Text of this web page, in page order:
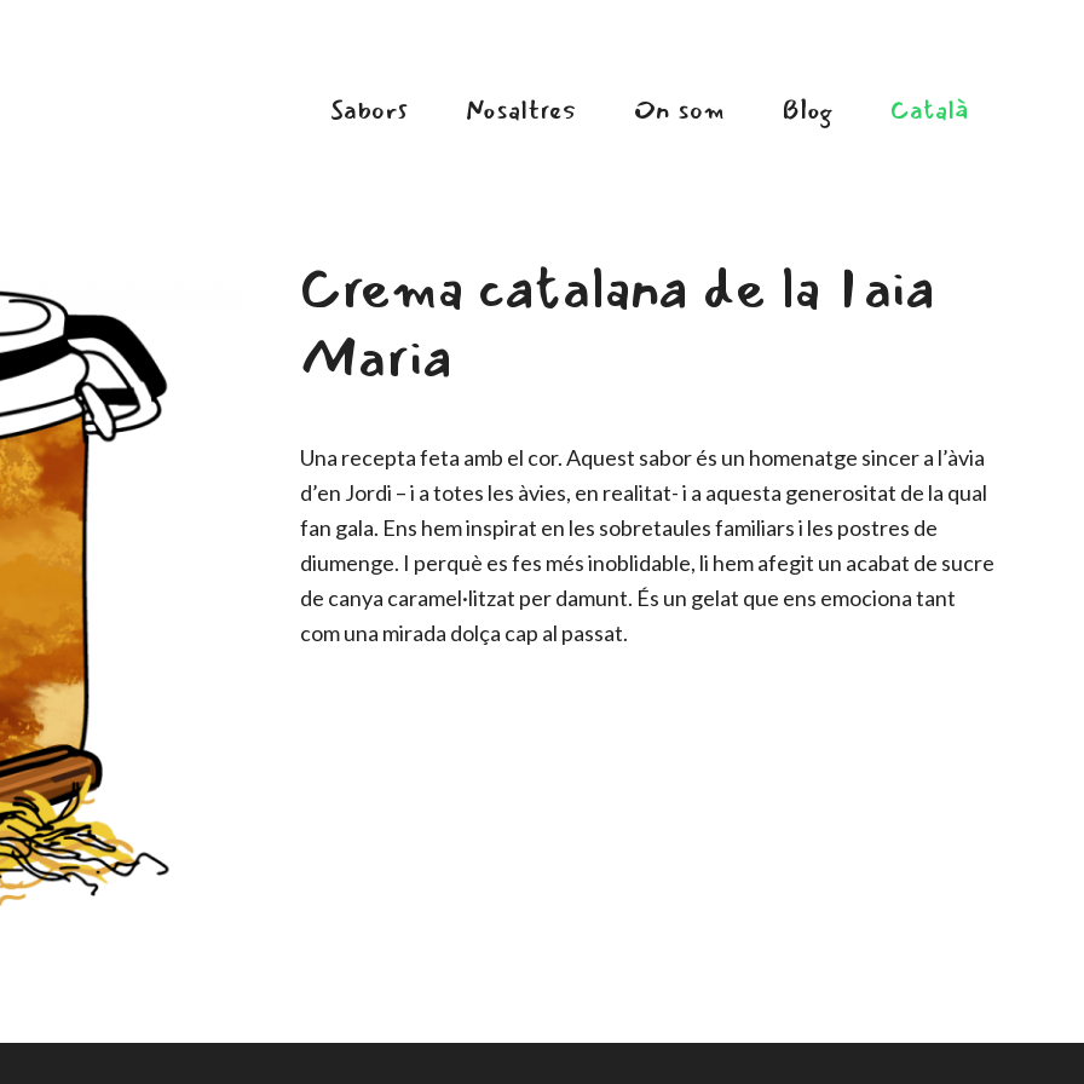
Sabors Nosaltres On som Blog Català
Crema catalana de la Iaia
Maria
Una recepta feta amb el cor. Aquest sabor és un homenatge sincer a l’àvia
d’en Jordi – i a totes les àvies, en realitat- i a aquesta generositat de la qual
fan gala. Ens hem inspirat en les sobretaules familiars i les postres de
diumenge. I perquè es fes més inoblidable, li hem afegit un acabat de sucre
de canya caramel·litzat per damunt. És un gelat que ens emociona tant
com una mirada dolça cap al passat.